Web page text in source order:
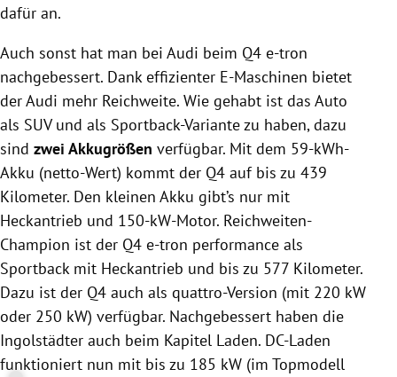
dafür an.
Auch sonst hat man bei Audi beim Q4 e-tron
nachgebessert. Dank effizienter E-Maschinen bietet
der Audi mehr Reichweite. Wie gehabt ist das Auto
als SUV und als Sportback-Variante zu haben, dazu
sind zwei Akkugrößen verfügbar. Mit dem 59-kWh-
Akku (netto-Wert) kommt der Q4 auf bis zu 439
Kilometer. Den kleinen Akku gibt’s nur mit
Heckantrieb und 150-kW-Motor. Reichweiten-
Champion ist der Q4 e-tron performance als
Sportback mit Heckantrieb und bis zu 577 Kilometer.
Dazu ist der Q4 auch als quattro-Version (mit 220 kW
oder 250 kW) verfügbar. Nachgebessert haben die
Ingolstädter auch beim Kapitel Laden. DC-Laden
funktioniert nun mit bis zu 185 kW (im Topmodell